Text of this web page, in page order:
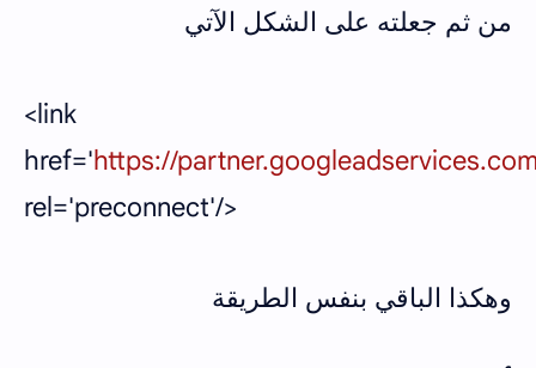
من ثم جعلته على الشكل الآتي
<link
href='https://
rel='preconnect'/>
وهكذا الباقي بنفس الطريقة